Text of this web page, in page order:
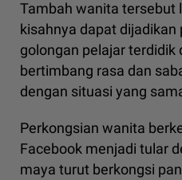
Tambah wanita tersebut
kisahnya dapat dijadikan
golongan pelajar terdidik
bertimbang rasa dan
dengan situasi yang
Perkongsian wanita
Facebook menjadi tular
maya turut berkongsi